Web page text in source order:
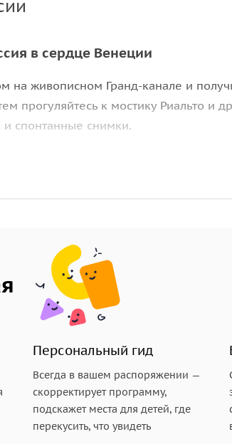
в сердце Венеции
на живописном Гранд-канале и
прогуляйтесь к мостику Риальто и
и спонтанные снимки.
профессионалов
новый уровень с помощью
руки и сердца и тех, кто хочет
Персональный гид
Всегда в вашем распоряжении —
скорректирует программу,
подскажет места для детей, где
перекусить, что увидеть